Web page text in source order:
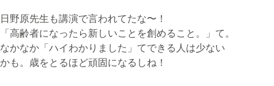
日野原先生も講演で言われてたな〜！
「高齢者になったら新しいことを創めること。」て。
なかなか「ハイわかりました」てできる人は少ない
かも。歳をとるほど頑固になるしね！